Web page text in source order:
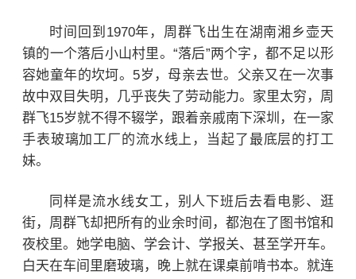
时间回到1970年，周群飞出生在湖南湘乡壶天
镇的一个落后小山村里。“落后”两个字，都不足以形
容她童年的坎坷。5岁，母亲去世。父亲又在一次事
故中双目失明，几乎丧失了劳动能力。家里太穷，周
群飞15岁就不得不辍学，跟着亲戚南下深圳，在一家
手表玻璃加工厂的流水线上，当起了最底层的打工
妹。
同样是流水线女工，别人下班后去看电影、逛
街，周群飞却把所有的业余时间，都泡在了图书馆和
夜校里。她学电脑、学会计、学报关、甚至学开车。
白天在车间里磨玻璃，晚上就在课桌前啃书本。就连